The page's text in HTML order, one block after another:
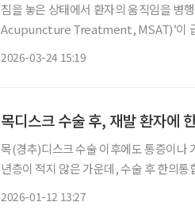
침을 놓은 상태에서 환자의 움직임을
Acupuncture Treatment, MSAT)’이 급
2026-03-24 15:19
목디스크 수술 후, 재발 환자에
목(경추)디스크 수술 이후에도 통증이나
년층이 적지 않은 가운데, 수술 후 한의
2026-01-12 13:27